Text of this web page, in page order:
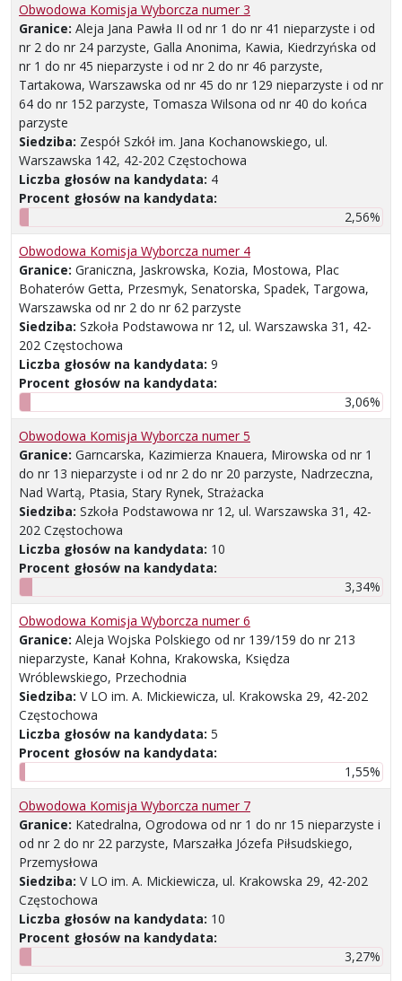
Obwodowa Komisja Wyborcza numer 3
Granice: Aleja Jana Pawła II od nr 1 do nr 41 nieparzyste i od
nr 2 do nr 24 parzyste, Galla Anonima, Kawia, Kiedrzyńska od
nr 1 do nr 45 nieparzyste i od nr 2 do nr 46 parzyste,
Tartakowa, Warszawska od nr 45 do nr 129 nieparzyste i od nr
64 do nr 152 parzyste, Tomasza Wilsona od nr 40 do końca
parzyste
Siedziba: Zespół Szkół im. Jana Kochanowskiego, ul.
Warszawska 142, 42-202 Częstochowa
Liczba głosów na kandydata: 4
Procent głosów na kandydata:
2,56%
Obwodowa Komisja Wyborcza numer 4
Granice: Graniczna, Jaskrowska, Kozia, Mostowa, Plac
Bohaterów Getta, Przesmyk, Senatorska, Spadek, Targowa,
Warszawska od nr 2 do nr 62 parzyste
Siedziba: Szkoła Podstawowa nr 12, ul. Warszawska 31, 42-
202 Częstochowa
Liczba głosów na kandydata: 9
Procent głosów na kandydata:
3,06%
Obwodowa Komisja Wyborcza numer 5
Granice: Garncarska, Kazimierza Knauera, Mirowska od nr 1
do nr 13 nieparzyste i od nr 2 do nr 20 parzyste, Nadrzeczna,
Nad Wartą, Ptasia, Stary Rynek, Strażacka
Siedziba: Szkoła Podstawowa nr 12, ul. Warszawska 31, 42-
202 Częstochowa
Liczba głosów na kandydata: 10
Procent głosów na kandydata:
3,34%
Obwodowa Komisja Wyborcza numer 6
Granice: Aleja Wojska Polskiego od nr 139/159 do nr 213
nieparzyste, Kanał Kohna, Krakowska, Księdza
Wróblewskiego, Przechodnia
Siedziba: V LO im. A. Mickiewicza, ul. Krakowska 29, 42-202
Częstochowa
Liczba głosów na kandydata: 5
Procent głosów na kandydata:
1,55%
Obwodowa Komisja Wyborcza numer 7
Granice: Katedralna, Ogrodowa od nr 1 do nr 15 nieparzyste i
od nr 2 do nr 22 parzyste, Marszałka Józefa Piłsudskiego,
Przemysłowa
Siedziba: V LO im. A. Mickiewicza, ul. Krakowska 29, 42-202
Częstochowa
Liczba głosów na kandydata: 10
Procent głosów na kandydata:
3,27%